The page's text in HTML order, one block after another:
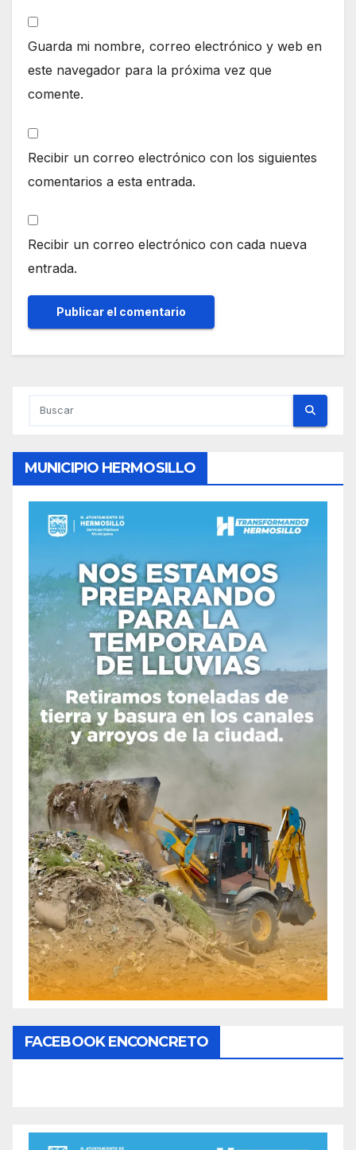
Guarda mi nombre, correo electrónico y web en
este navegador para la próxima vez que
comente.
Recibir un correo electrónico con los siguientes
comentarios a esta entrada.
Recibir un correo electrónico con cada nueva
entrada.
MUNICIPIO HERMOSILLO
FACEBOOK ENCONCRETO